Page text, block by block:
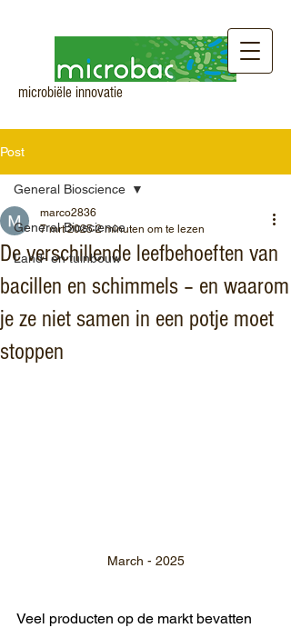
microbiële innovatie
Post
General Bioscience
Land- en tuinbouw
General Bioscience
De verschillende leefbehoeften van
bacillen en schimmels – en waarom
je ze niet samen in een potje moet
stoppen
marco2836
7 mrt 2025 2 minuten om te lezen
March - 2025
Veel producten op de markt bevatten